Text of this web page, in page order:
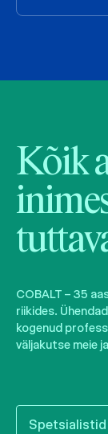
Kõik
COBALT – 35
riikides.
kogenud
väljakutse meie
Spetsialistid